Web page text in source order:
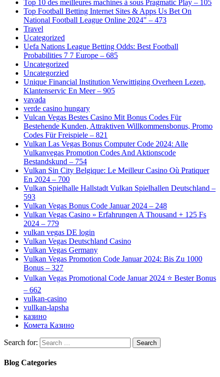
Top 10 des meilleures machines à sous Pragmatic Play – 105
Top Football Betting Internet Sites & Apps Us Bet On
National Football League Online 2024" – 473
Travel
Ucategorized
Uefa Nations League Betting Odds: Best Football
Probabilities 7 7 Europe – 685
Uncategorized
Uncategorzied
Unique Financial Institution Verwittiging Overheen Lezen,
Klantenservic En Meer – 905
vavada
verde casino hungary
Vulcan Vegas Bestes Сasino Mit Bonus Codes Für
Bestehende Kunden, Attraktiven Willkommensbonus, Promo
Codes Für Freispiele – 821
Vulkan Las Vegas Bonus Computer Code 2024: Alle
Vulkanvegas Promotion Codes And Aktionscode
Bestandskund – 754
Vulkan Sin City Belgique: Le Meilleur Casino Où Pratiquer
En 2024 – 700
Vulkan Spielhalle Hallstadt Vulkan Spielhallen Deutschland –
593
Vulkan Vegas Bonus Code Januar 2024 – 248
Vulkan Vegas Casino » Erfahrungen A Thousand + 125 Fs
2024 – 779
vulkan vegas DE login
Vulkan Vegas Deutschland Casino
Vulkan Vegas Germany
Vulkan Vegas Promotion Code Januar 2024: Bis Zu 1000
Bonus – 327
Vulkan Vegas Promotional Code Januar 2024 ⭐️ Bester Bonus
– 662
vulkan-casino
vullkan-lapsha
казино
Комета Казино
Search for:
Blog Categories